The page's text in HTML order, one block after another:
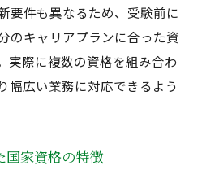
要件も異なるため、受験前に
のキャリアプランに合った資
実際に複数の資格を組み合わ
幅広い業務に対応できるよう
国家資格の特徴